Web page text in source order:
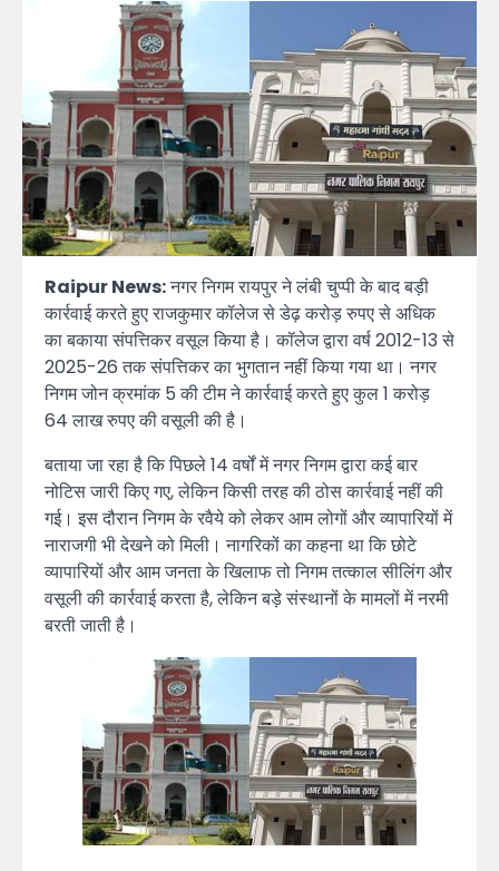
Raipur News:नगर निगम रायपुर ने लंबी चुप्पी के बाद बड़ी
कार्रवाई करते हुए राजकुमार कॉलेज से डेढ़ करोड़ रुपए से अधिक
का बकाया संपत्तिकर वसूल किया है। कॉलेज द्वारा वर्ष 2012-13 से
2025-26 तक संपत्तिकर का भुगतान नहीं किया गया था। नगर
निगम जोन क्रमांक 5 की टीम ने कार्रवाई करते हुए कुल 1 करोड़
64 लाख रुपए की वसूली की है।
बताया जा रहा है कि पिछले 14 वर्षों में नगर निगम द्वारा कई बार
नोटिस जारी किए गए, लेकिन किसी तरह की ठोस कार्रवाई नहीं की
गई। इस दौरान निगम के रवैये को लेकर आम लोगों और व्यापारियों में
नाराजगी भी देखने को मिली। नागरिकों का कहना था कि छोटे
व्यापारियों और आम जनता के खिलाफ तो निगम तत्काल सीलिंग और
वसूली की कार्रवाई करता है, लेकिन बड़े संस्थानों के मामलों में नरमी
बरती जाती है।